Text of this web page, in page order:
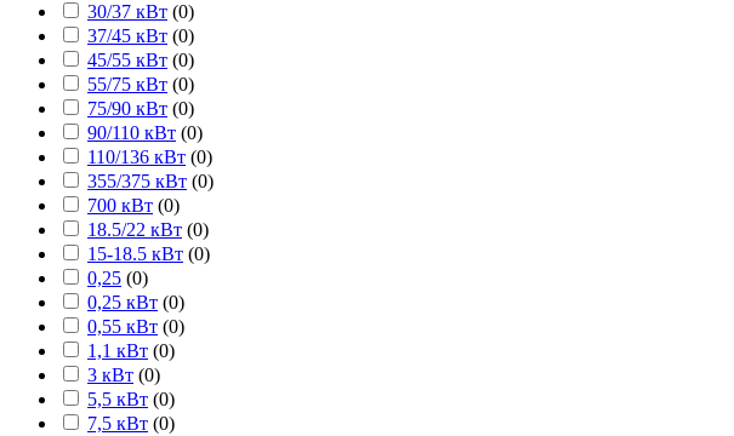
30/37 кВт (0)
37/45 кВт (0)
45/55 кВт (0)
55/75 кВт (0)
75/90 кВт (0)
90/110 кВт (0)
110/136 кВт (0)
355/375 кВт (0)
700 кВт (0)
18.5/22 кВт (0)
15-18.5 кВт (0)
0,25 (0)
0,25 кВт (0)
0,55 кВт (0)
1,1 кВт (0)
3 кВт (0)
5,5 кВт (0)
7,5 кВт (0)